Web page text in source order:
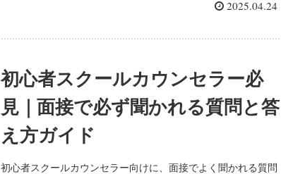
2025.04.24
初心者スクールカウンセラー必
見｜面接で必ず聞かれる質問と答
え方ガイド
初心者スクールカウンセラー向けに、面接でよく聞かれる質問